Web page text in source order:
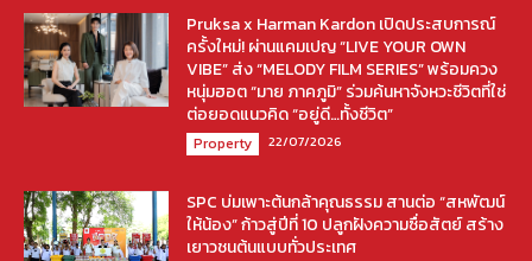
Pruksa x Harman Kardon เปิดประสบการณ์
ครั้งใหม่! ผ่านแคมเปญ “LIVE YOUR OWN
VIBE” ส่ง “MELODY FILM SERIES” พร้อมควง
หนุ่มฮอต “มาย ภาคภูมิ” ร่วมค้นหาจังหวะชีวิตที่ใช่
ต่อยอดแนวคิด “อยู่ดี…ทั้งชีวิต”
Property 22/07/2026
SPC บ่มเพาะต้นกล้าคุณธรรม สานต่อ “สหพัฒน์
ให้น้อง” ก้าวสู่ปีที่ 10 ปลูกฝังความซื่อสัตย์ สร้าง
เยาวชนต้นแบบทั่วประเทศ